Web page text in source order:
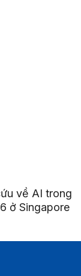
về AI trong
ở Singapore